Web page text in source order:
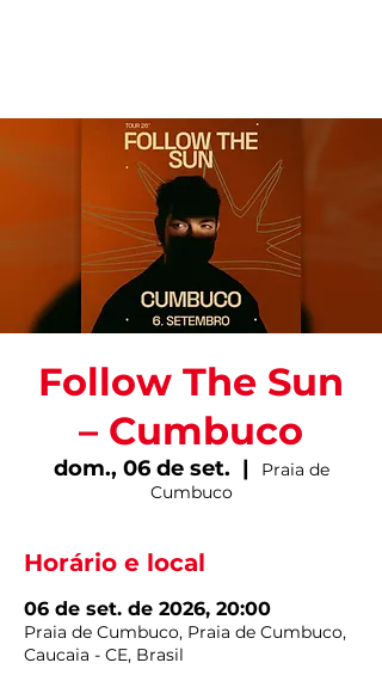
Follow The Sun
– Cumbuco
dom., 06 de set.
  |
Praia de
Cumbuco
Horário e local
06 de set. de 2026, 20:00
Praia de Cumbuco, Praia de Cumbuco,
Caucaia - CE, Brasil